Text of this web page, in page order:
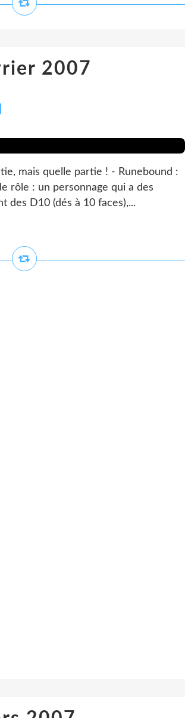
2007
mais quelle partie ! - Runebound :
rôle : un personnage qui a des
des D10 (dés à 10 faces),...